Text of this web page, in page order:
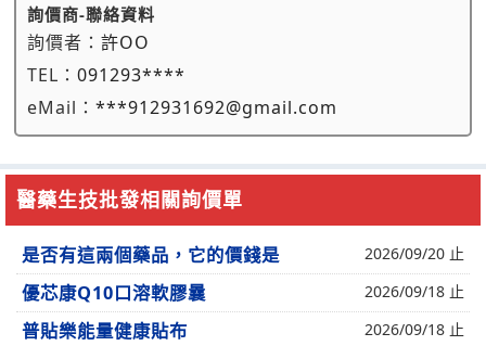
詢價商-聯絡資料
詢價者： 許OO
TEL： 091293****
eMail： ***912931692@gmail.com
醫藥生技批發相關詢價單
是否有這兩個藥品，它的價錢是 2026/09/20 止
優芯康Q10口溶軟膠曩 2026/09/18 止
普貼樂能量健康貼布 2026/09/18 止